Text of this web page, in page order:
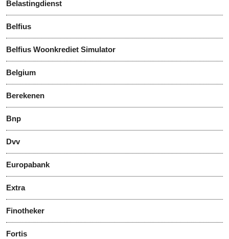
Belastingdienst
Belfius
Belfius Woonkrediet Simulator
Belgium
Berekenen
Bnp
Dvv
Europabank
Extra
Finotheker
Fortis